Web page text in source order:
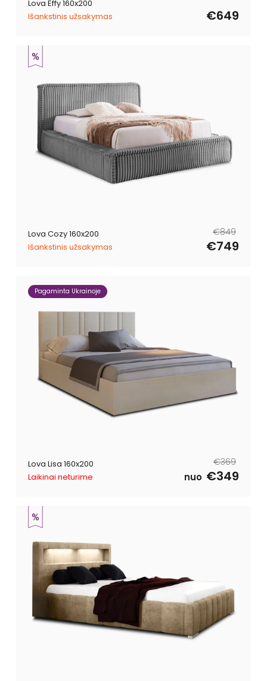
Lova Effy 160x200
Išankstinis užsakymas
€649
Lova Cozy 160x200
Išankstinis užsakymas
Reguliari
kaina
€849
Išpardavimo
kaina€749
Pagaminta Ukrainoje
Lova Lisa 160x200
Laikinai neturime
Reguliari
kaina
€369
Išpardavimo
kaina
nuo €349